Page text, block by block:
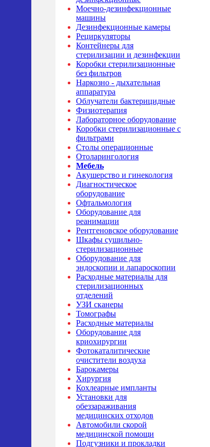
Моечно-дезинфекционные
машины
Дезинфекционные камеры
Рециркуляторы
Контейнеры для
стерилизации и дезинфекции
Коробки стерилизационные
без фильтров
Наркозно - дыхательная
аппаратура
Облучатели бактерицидные
Физиотерапия
Лабораторное оборудование
Коробки стерилизационные с
фильтрами
Столы операционные
Отоларингология
Мебель
Акушерство и гинекология
Диагностическое
оборудование
Офтальмология
Оборудование для
реанимации
Рентгеновское оборудование
Шкафы сушильно-
стерилизационные
Оборудование для
эндоскопии и лапароскопии
Расходные материалы для
стерилизационных
отделений
УЗИ сканеры
Томографы
Расходные материалы
Оборудование для
криохирургии
Фотокаталитические
очистители воздуха
Барокамеры
Хирургия
Кохлеарные импланты
Установки для
обеззараживания
медицинских отходов
Автомобили скорой
медицинской помощи
Подгузники и прокладки